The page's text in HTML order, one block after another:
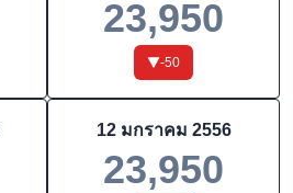
23,950
-50
12 มกราคม 2556
23,950